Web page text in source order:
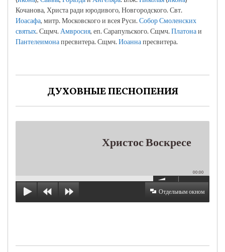
Кочанова, Христа ради юродивого, Новгородского. Свт.
Иоасафа, митр. Московского и всея Руси.Собор Смоленских
святых. Сщмч. Амвросия, еп. Сарапульского. Сщмч.Платонаи
Пантелеимонапресвитера. Сщмч.Иоаннапресвитера.
ДУХОВНЫЕ ПЕСНОПЕНИЯ
Христос Воскресе
00:00
Отдельным окном